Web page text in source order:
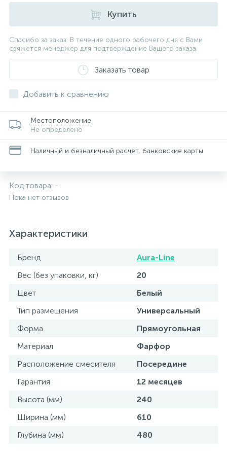
Купить
Спасибо за заказ. В течение одного рабочего дня с Вами
свяжется менеджер для подтверждение Вашего заказа.
Заказать товар
Добавить к сравнению
Местоположение
Не определено
Наличный и безналичный расчет, банковские карты
Код товара: -
Пока нет отзывов
Характеристики
Бренд
Aura-Line
Вес (без упаковки, кг)
20
Цвет
Белый
Тип размещения
Универсальный
Форма
Прямоугольная
Материал
Фарфор
Расположение смесителя
Посередине
Гарантия
12 месяцев
Высота (мм)
240
Ширина (мм)
610
Глубина (мм)
480